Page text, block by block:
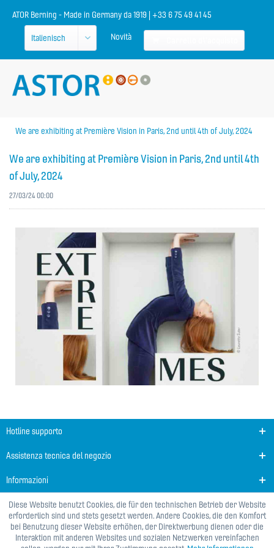
ATOR Berning - Made in Germany da 1919 | +33 6 75 49 41 45
Novità
We are exhibiting at Première Vision in Paris, 2nd until 4th of July, 2024
We are exhibiting at Première Vision in Paris, 2nd until 4th
of July, 2024
27/03/24 00:00
Hotline supporto
Assistenza tecnica del negozio
Informazioni
Diese Website benutzt Cookies, die für den technischen Betrieb der Website
erforderlich sind und stets gesetzt werden. Andere Cookies, die den Komfort
bei Benutzung dieser Website erhöhen, der Direktwerbung dienen oder die
Interaktion mit anderen Websites und sozialen Netzwerken vereinfachen